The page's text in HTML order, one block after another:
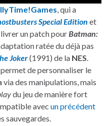
, qui a
Special Edition et
un patch pour Batman:
ratée du déjà pas
Joker(1991) de la NES
permet de personnaliser le
via des manipulations, mais
du jeu de manière fort
avec un précédent
sauvegardes.